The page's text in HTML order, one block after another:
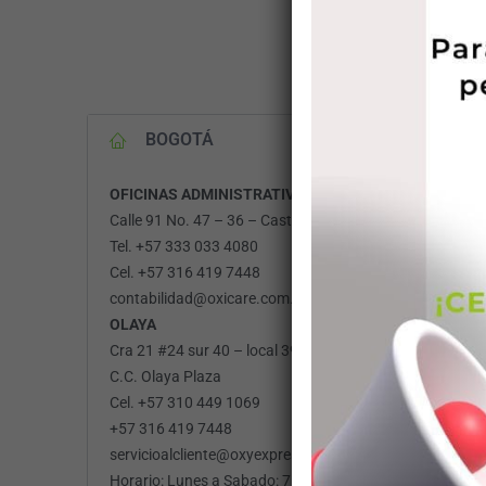
BOGOTÁ
OFICINAS ADMINISTRATIVAS – SEDE LA CASTELLANA
Calle 91 No. 47 – 36 – Castellana
Tel. +57 333 033 4080
Cel. +57 316 419 7448
contabilidad@oxicare.com.co
OLAYA
Cra 21 #24 sur 40 – local 39 y 40 –
C.C. Olaya Plaza
Cel. +57 310 449 1069
+57 316 419 7448
servicioalcliente@oxyexpress.com.co
Horario: Lunes a Sabado: 7 AM – 5 PM